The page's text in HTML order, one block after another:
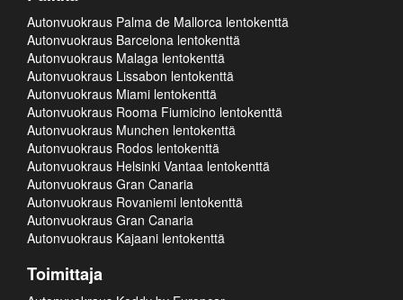
Autonvuokraus Palma de Mallorca lentokenttä
Autonvuokraus Barcelona lentokenttä
Autonvuokraus Malaga lentokenttä
Autonvuokraus Lissabon lentokenttä
Autonvuokraus Miami lentokenttä
Autonvuokraus Rooma Fiumicino lentokenttä
Autonvuokraus Munchen lentokenttä
Autonvuokraus Rodos lentokenttä
Autonvuokraus Helsinki Vantaa lentokenttä
Autonvuokraus Gran Canaria
Autonvuokraus Rovaniemi lentokenttä
Autonvuokraus Gran Canaria
Autonvuokraus Kajaani lentokenttä
Toimittaja